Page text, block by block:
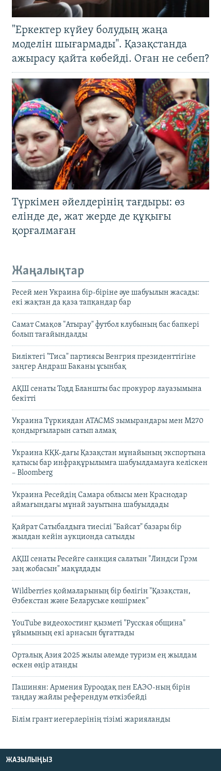
"Еркектер күйеу болудың жаңа
моделін шығармады". Қазақстанда
ажырасу қайта көбейді. Оған не себеп?
Түркімен әйелдерінің тағдыры: өз
елінде де, жат жерде де құқығы
қорғалмаған
Жаңалықтар
Ресей мен Украина бір-біріне әуе шабуылын жасады:
екі жақтан да қаза тапқандар бар
Самат Смақов "Атырау" футбол клубының бас бапкері
болып тағайындалды
Биліктегі "Тиса" партиясы Венгрия президенттігіне
заңгер Андраш Баканы ұсынбақ
АҚШ сенаты Тодд Бланшты бас прокурор лауазымына
бекітті
Украина Түркиядан ATACMS зымырандары мен M270
қондырғыларын сатып алмақ
Украина КҚК-дағы Қазақстан мұнайының экспортына
қатысы бар инфрақұрылымға шабуылдамауға келіскен
– Bloomberg
Украина Ресейдің Самара облысы мен Краснодар
аймағындағы мұнай зауытына шабуылдады
Қайрат Сатыбалдыға тиесілі "Байсат" базары бір
жылдан кейін аукционда сатылды
АҚШ сенаты Ресейге санкция салатын "Линдси Грэм
заң жобасын" мақұлдады
Wildberries қоймаларының бір бөлігін "Қазақстан,
Өзбекстан және Беларуське көшірмек"
YouTube видеохостинг қызметі "Русская община"
ұйымының екі арнасын бұғаттады
Орталық Азия 2025 жылы әлемде туризм ең жылдам
өскен өңір атанды
Пашинян: Армения Еуроодақ пен ЕАЭО-ның бірін
таңдау жайлы референдум өткізбейді
Білім грант иегерлерінің тізімі жарияланды
ЖАЗЫЛЫҢЫЗ